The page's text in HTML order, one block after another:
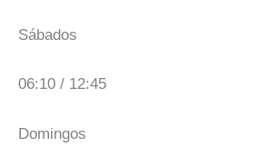
Sábados
06:10 / 12:45
Domingos